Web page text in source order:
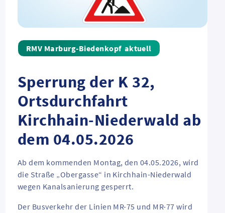
aktuell
Sperrung der K 32,
Ortsdurchfahrt
Kirchhain-Niederwald ab
dem 04.05.2026
Ab dem kommenden Montag, den 04.05.2026, wird
die Straße „Obergasse“ in Kirchhain-Niederwald
wegen Kanalsanierung gesperrt.
Der Busverkehr der Linien MR-75 und MR-77 wird